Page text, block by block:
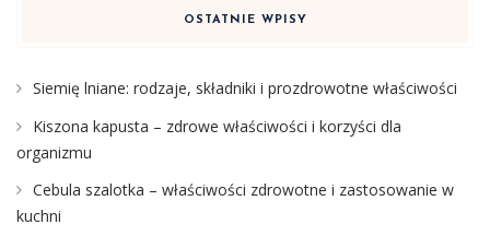
OSTATNIE WPISY
Siemię lniane: rodzaje, składniki i prozdrowotne właściwości
Kiszona kapusta – zdrowe właściwości i korzyści dla
organizmu
Cebula szalotka – właściwości zdrowotne i zastosowanie w
kuchni